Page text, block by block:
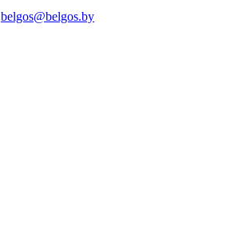
belgos@belgos.by